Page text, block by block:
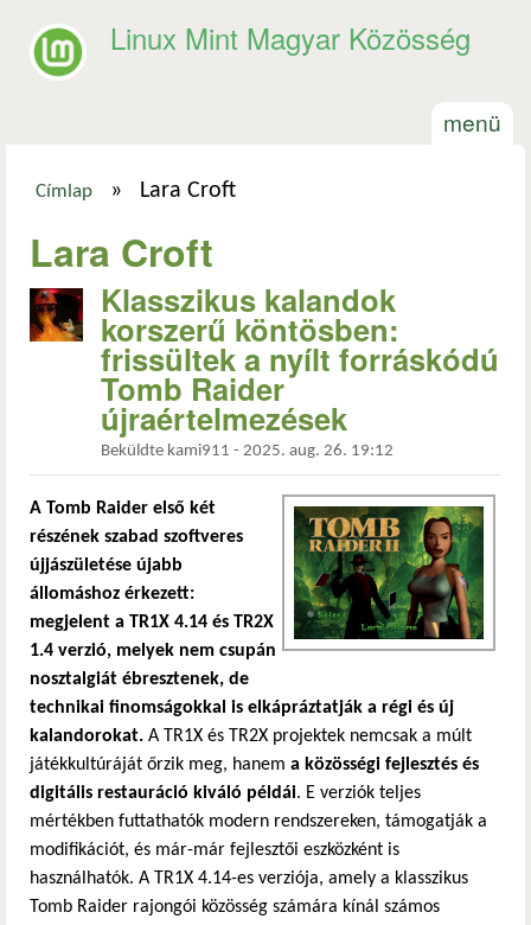
Linux Mint Magyar Közösség
menü
Címlap » Lara Croft
Lara Croft
Klasszikus kalandok
korszerű köntösben:
frissültek a nyílt forráskódú
Tomb Raider
újraértelmezések
Beküldte kami911 - 2025. aug. 26. 19:12
A Tomb Raider első két
részének szabad szoftveres
újjászületése újabb
állomáshoz érkezett:
megjelent a TR1X 4.14 és TR2X
1.4 verzió, melyek nem csupán
nosztalgiát ébresztenek, de
technikai finomságokkal is elkápráztatják a régi és új
kalandorokat. A TR1X és TR2X projektek nemcsak a múlt
játékkultúráját őrzik meg, hanem a közösségi fejlesztés és
digitális restauráció kiváló példái. E verziók teljes
mértékben futtathatók modern rendszereken, támogatják a
modifikációt, és már-már fejlesztői eszközként is
használhatók. A TR1X 4.14-es verziója, amely a klasszikus
Tomb Raider rajongói közösség számára kínál számos